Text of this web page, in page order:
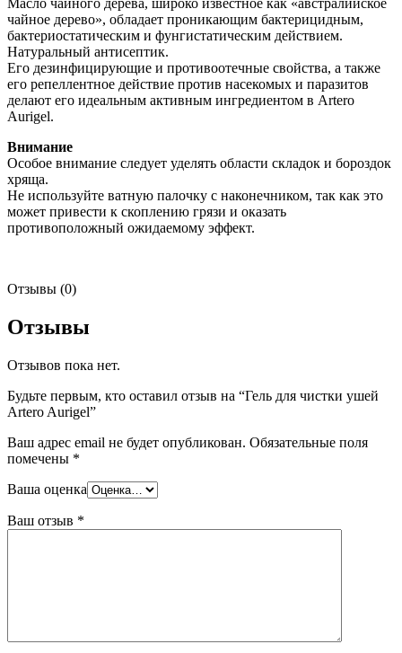
чайное дерево», обладает проникающим бактерицидным,
бактериостатическим и фунгистатическим действием.
Натуральный антисептик.
Его дезинфицирующие и противоотечные свойства, а также
его репеллентное действие против насекомых и паразитов
делают его идеальным активным ингредиентом в Artero
Aurigel.
Внимание
Особое внимание следует уделять области складок и бороздок
хряща.
Не используйте ватную палочку с наконечником, так как это
может привести к скоплению грязи и оказать
противоположный ожидаемому эффект.
Отзывы (0)
Отзывы
Отзывов пока нет.
Будьте первым, кто оставил отзыв на “Гель для чистки ушей
Artero Aurigel”
Ваш адрес email не будет опубликован. Обязательные поля
помечены *
Ваша оценка
Ваш отзыв *